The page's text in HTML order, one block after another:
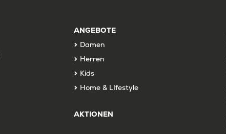
ANGEBOTE
Damen
Herren
Kids
Home & LIfestyle
AKTIONEN